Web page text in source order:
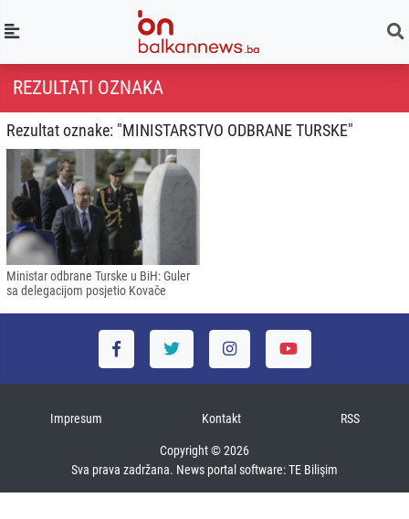
REZULTATI OZNAKA
Rezultat oznake: "MINISTARSTVO ODBRANE TURSKE"
Ministar odbrane Turske u BiH: Guler
sa delegacijom posjetio Kovače
Impresum Kontakt RSS
Copyright © 2026
Sva prava zadržana. News portal software:TE Bilişim